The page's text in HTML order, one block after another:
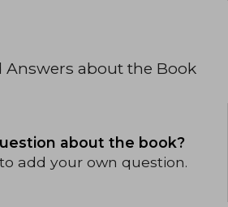
Answers about the Book
about the book?
add your own question.